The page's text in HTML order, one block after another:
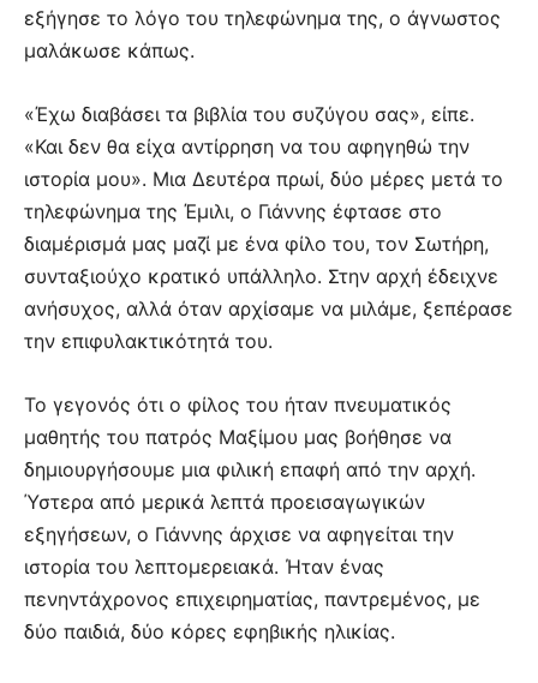
εξήγησε το λόγο του τηλεφώνημα της, ο άγνωστος
μαλάκωσε κάπως.
«Έχω διαβάσει τα βιβλία του συζύγου σας», είπε.
«Και δεν θα είχα αντίρρηση να του αφηγηθώ την
ιστορία μου». Μια Δευτέρα πρωί, δύο μέρες μετά το
τηλεφώνημα της Έμιλι, ο Γιάννης έφτασε στο
διαμέρισμά μας μαζί με ένα φίλο του, τον Σωτήρη,
συνταξιούχο κρατικό υπάλληλο. Στην αρχή έδειχνε
ανήσυχος, αλλά όταν αρχίσαμε να μιλάμε, ξεπέρασε
την επιφυλακτικότητά του.
Το γεγονός ότι ο φίλος του ήταν πνευματικός
μαθητής του πατρός Μαξίμου μας βοήθησε να
δημιουργήσουμε μια φιλική επαφή από την αρχή.
Ύστερα από μερικά λεπτά προεισαγωγικών
εξηγήσεων, ο Γιάννης άρχισε να αφηγείται την
ιστορία του λεπτομερειακά. Ήταν ένας
πενηντάχρονος επιχειρηματίας, παντρεμένος, με
δύο παιδιά, δύο κόρες εφηβικής ηλικίας.